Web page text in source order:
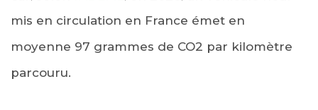
mis en circulation en France émet en
moyenne 97 grammes de CO2 par kilomètre
parcouru.